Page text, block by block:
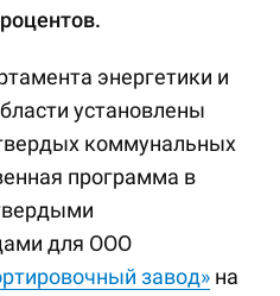
энергетики и
установлены
коммунальных
программа в
для ООО
завод» на